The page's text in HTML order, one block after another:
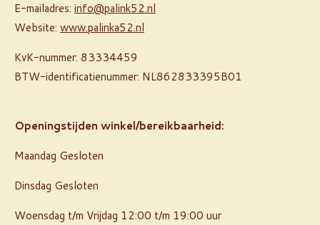
E-mailadres: info@palink52.nl
Website: www.palinka52.nl
KvK-nummer: 83334459
BTW-identificatienummer: NL862833395B01
Openingstijden winkel/bereikbaarheid:
Maandag Gesloten
Dinsdag Gesloten
Woensdag t/m Vrijdag 12:00 t/m 19:00 uur